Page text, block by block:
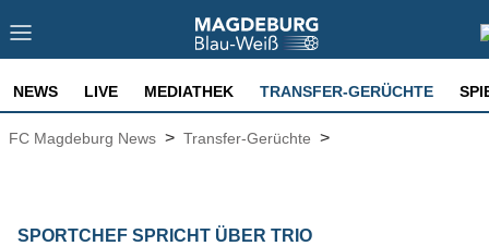
NEWS LIVE MEDIATHEK TRANSFER-GERÜCHTE
FC Magdeburg News > Transfer-Gerüchte >
SPORTCHEF SPRICHT ÜBER TRIO